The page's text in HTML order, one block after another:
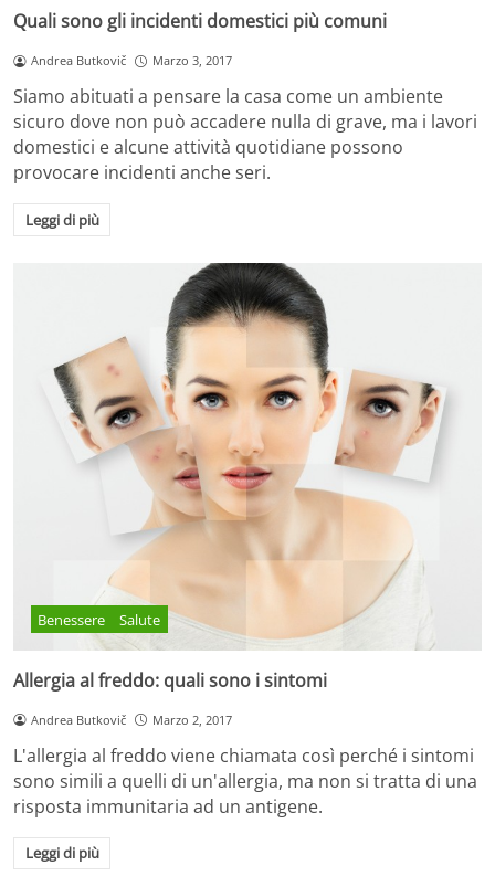
Quali sono gli incidenti domestici più comuni
Andrea Butkovič Marzo 3, 2017
Siamo abituati a pensare la casa come un ambiente
sicuro dove non può accadere nulla di grave, ma i lavori
domestici e alcune attività quotidiane possono
provocare incidenti anche seri.
Leggi di più
Benessere Salute
Allergia al freddo: quali sono i sintomi
Andrea Butkovič Marzo 2, 2017
L'allergia al freddo viene chiamata così perché i sintomi
sono simili a quelli di un'allergia, ma non si tratta di una
risposta immunitaria ad un antigene.
Leggi di più